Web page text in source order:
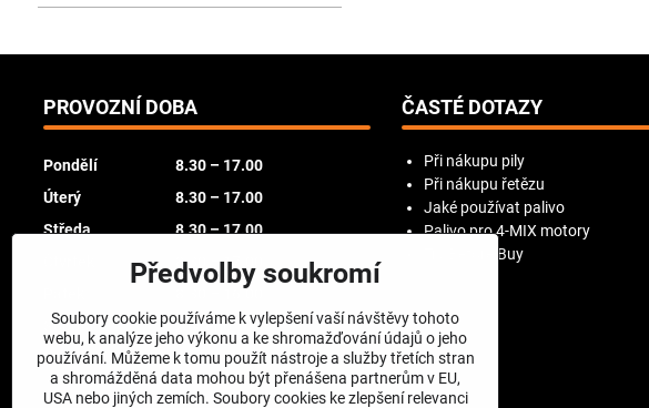
PROVOZNÍ DOBA
Pondělí
8.30 – 17.00
Úterý
8.30 – 17.00
Středa
8.30 – 17.00
8.30 – 17.00
8.30 – 16.00
Sobota
zavřeno
Neděle
zavřeno
ČASTÉ DOTAZY
Při nákupu pily
Při nákupu řetězu
Jaké používat palivo
Palivo pro 4-MIX motory
Try Before Buy
Předvolby soukromí
Soubory cookie používáme k vylepšení vaší návštěvy tohoto
webu, k analýze jeho výkonu a ke shromažďování údajů o jeho
používání. Můžeme k tomu použít nástroje a služby třetích stran
a shromážděná data mohou být přenášena partnerům v EU,
USA nebo jiných zemích. Soubory cookies ke zlepšení relevanci